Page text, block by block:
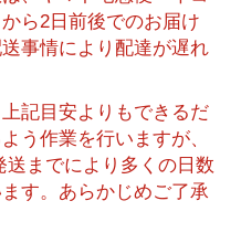
ら2日前後でのお届け
事情により配達が遅れ
記目安よりもできるだ
う作業を行いますが、
までにより多くの日数
す。あらかじめご了承